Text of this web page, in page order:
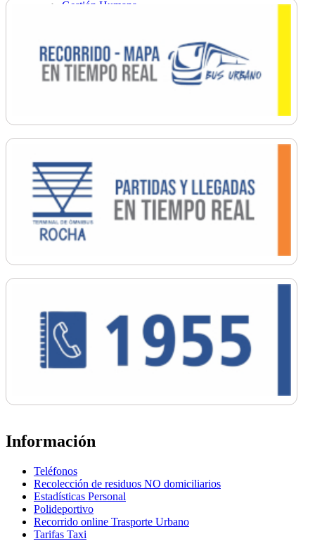
Gestión Humana
Ordenamiento
Promoción Social
Salud
Secretaría General
Información
Teléfonos
Recolección de residuos NO domiciliarios
Estadísticas Personal
Polideportivo
Recorrido online Trasporte Urbano
Tarifas Taxi